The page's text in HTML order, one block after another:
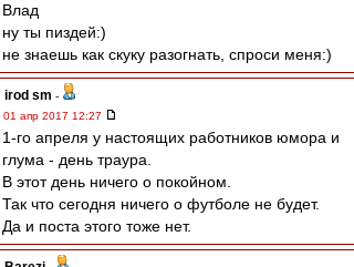
Влад
ну ты пиздей:)
не знаешь как скуку разогнать, спроси меня:)
irod sm -
01 апр 2017 12:27
1-го апреля у настоящих работников юмора и
глума - день траура.
В этот день ничего о покойном.
Так что сегодня ничего о футболе не будет.
Да и поста этого тоже нет.